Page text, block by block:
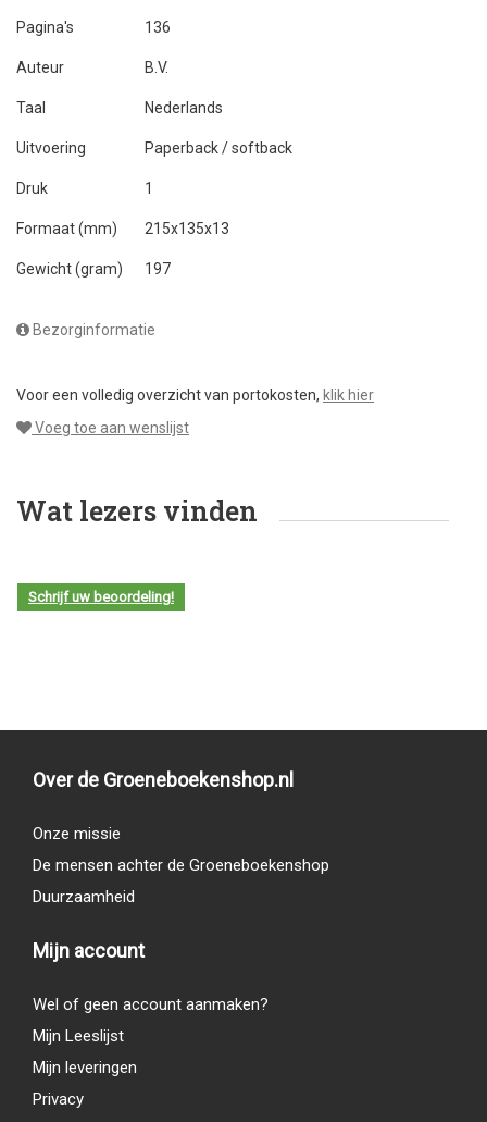
Pagina's 136
Auteur B.V.
Taal Nederlands
Uitvoering Paperback / softback
Druk 1
Formaat (mm) 215x135x13
Gewicht (gram) 197
Bezorginformatie
Voor een volledig overzicht van portokosten, klik hier
Voeg toe aan wenslijst
Wat lezers vinden
Schrijf uw beoordeling!
Over de Groeneboekenshop.nl
Onze missie
De mensen achter de Groeneboekenshop
Duurzaamheid
Mijn account
Wel of geen account aanmaken?
Mijn Leeslijst
Mijn leveringen
Privacy